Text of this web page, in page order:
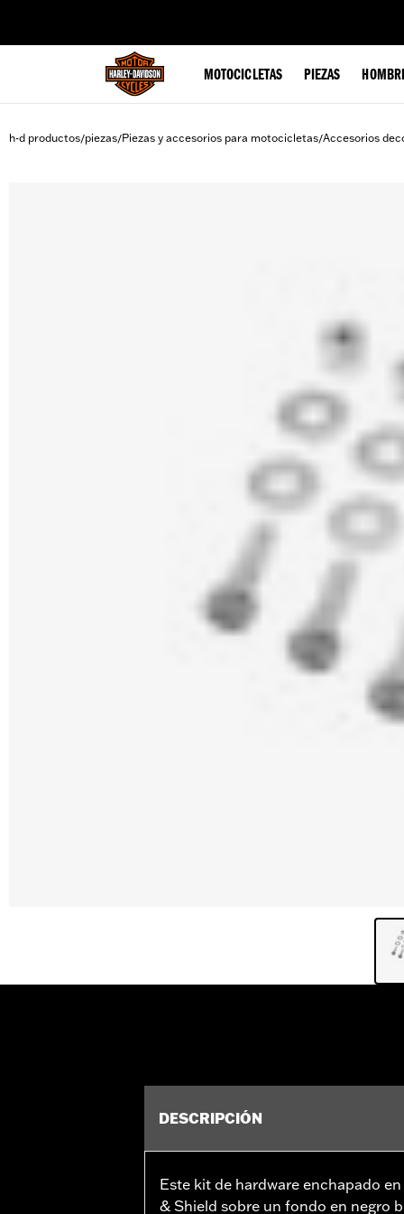
MOTOCICLETAS PIEZAS
h-d productos/piezas/Piezas y accesorios para motocicletas/Accesorios
DESCRIPCIÓN
Este kit de hardware enchapado
& Shield sobre un fondo en negro